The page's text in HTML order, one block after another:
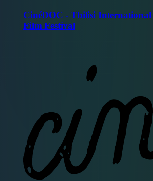
CinéDOC - Tbilisi
Film Festival